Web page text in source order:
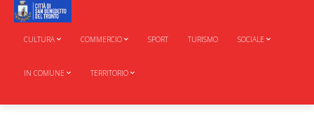
CULTURA COMMERCIO SPORT TURISMO SOCIALE
IN COMUNE TERRITORIO